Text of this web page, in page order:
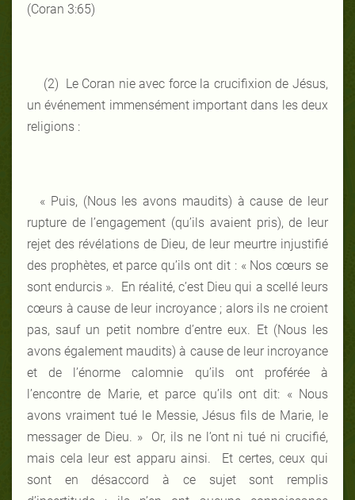
(Coran 3:65)
(2) Le Coran nie avec force la crucifixion de Jésus,
un événement immensément important dans les deux
religions :
« Puis, (Nous les avons maudits) à cause de leur
rupture de l’engagement (qu’ils avaient pris), de leur
rejet des révélations de Dieu, de leur meurtre injustifié
des prophètes, et parce qu’ils ont dit : « Nos cœurs se
sont endurcis ». En réalité, c’est Dieu qui a scellé leurs
cœurs à cause de leur incroyance ; alors ils ne croient
pas, sauf un petit nombre d’entre eux. Et (Nous les
avons également maudits) à cause de leur incroyance
et de l’énorme calomnie qu’ils ont proférée à
l’encontre de Marie, et parce qu’ils ont dit: « Nous
avons vraiment tué le Messie, Jésus fils de Marie, le
messager de Dieu. » Or, ils ne l’ont ni tué ni crucifié,
mais cela leur est apparu ainsi. Et certes, ceux qui
sont en désaccord à ce sujet sont remplis